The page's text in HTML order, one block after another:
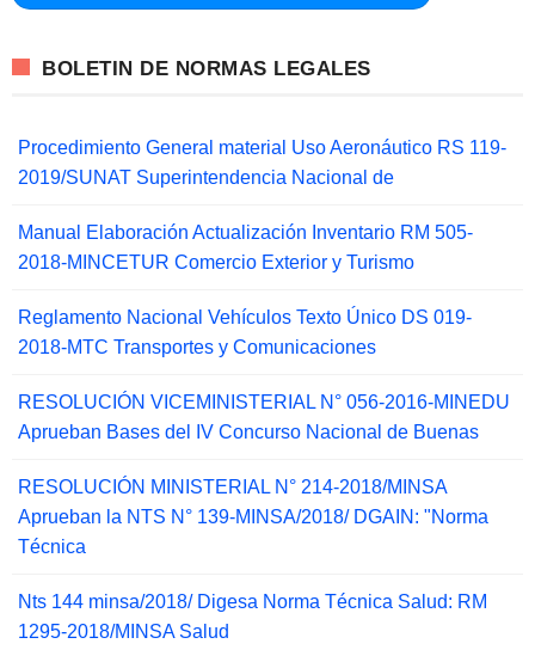
BOLETIN DE NORMAS LEGALES
Procedimiento General material Uso Aeronáutico RS 119-
2019/SUNAT Superintendencia Nacional de
Manual Elaboración Actualización Inventario RM 505-
2018-MINCETUR Comercio Exterior y Turismo
Reglamento Nacional Vehículos Texto Único DS 019-
2018-MTC Transportes y Comunicaciones
RESOLUCIÓN VICEMINISTERIAL N° 056-2016-MINEDU
Aprueban Bases del IV Concurso Nacional de Buenas
RESOLUCIÓN MINISTERIAL N° 214-2018/MINSA
Aprueban la NTS N° 139-MINSA/2018/ DGAIN: "Norma
Técnica
Nts 144 minsa/2018/ Digesa Norma Técnica Salud: RM
1295-2018/MINSA Salud